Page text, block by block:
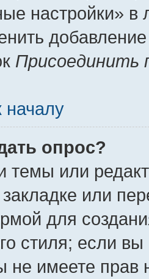
настройки»
Присоединить
началу
опрос?
темы или
или
для
стиля; если
имеете прав